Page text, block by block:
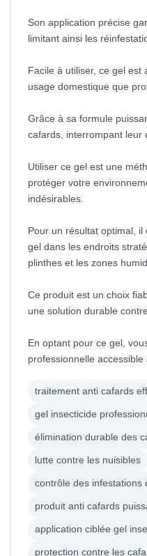
Son application précise
limitant ainsi les
Facile à utiliser, ce gel est
usage domestique que
Grâce à sa formule
cafards, interrompant leur
Utiliser ce gel est une
protéger votre
indésirables.
Pour un résultat optimal, il
gel dans les endroits
plinthes et les zones
Ce produit est un choix
une solution durable
En optant pour ce gel,
professionnelle accessible
traitement anti cafards
gel insecticide
élimination durable des
lutte contre les nuisibles
contrôle des infestations
produit anti cafards
application ciblée gel
protection contre les